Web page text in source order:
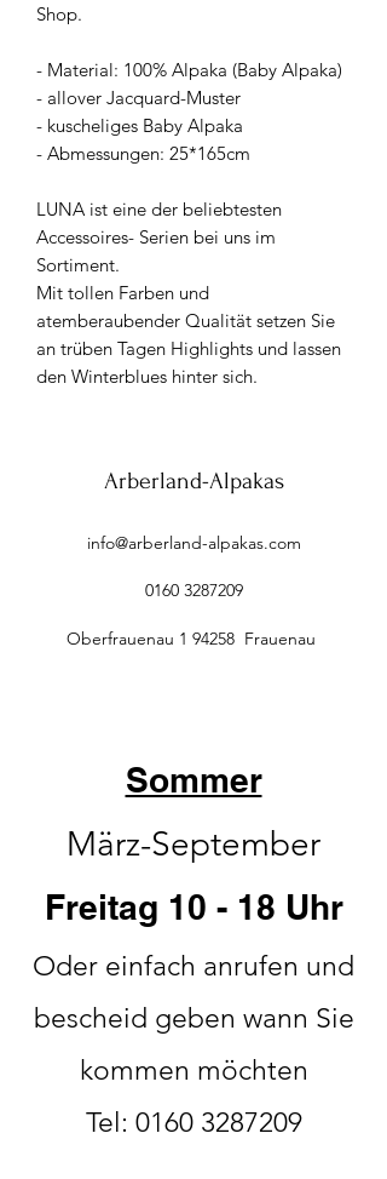
Shop.
- Material: 100% Alpaka (Baby Alpaka)
- allover Jacquard-Muster
- kuscheliges Baby Alpaka
- Abmessungen: 25*165cm
LUNA ist eine der beliebtesten
Accessoires- Serien bei uns im
Sortiment.
Mit tollen Farben und
atemberaubender Qualität setzen Sie
an trüben Tagen Highlights und lassen
den Winterblues hinter sich.
Arberland-Alpakas
info@arberland-alpakas.com
0160 3287209
Oberfrauenau 1 94258 Frauenau
Sommer
März-September
Freitag 10 - 18 Uhr
Oder einfach anrufen und
bescheid geben wann Sie
kommen möchten
Tel: 0160 3287209